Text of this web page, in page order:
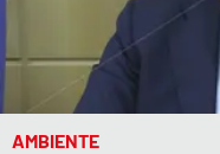
AMBIENTE